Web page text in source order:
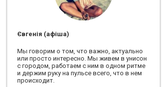
драматичний театр ім.Т.Г.Шевченка
Євгенія (афіша)
Мы говорим о том, что важно, актуально
или просто интересно. Мы живем в унисон
с городом, работаем с ним в одном ритме
и держим руку на пульсе всего, что в нем
происходит.